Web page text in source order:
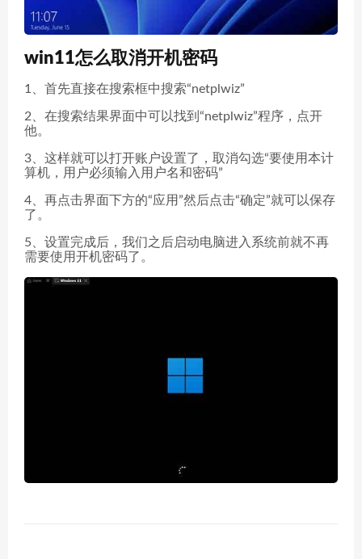
win11怎么取消开机密码
1、首先直接在搜索框中搜索“netplwiz”
2、在搜索结果界面中可以找到“netplwiz”程序，点开
他。
3、这样就可以打开账户设置了，取消勾选“要使用本计
算机，用户必须输入用户名和密码”
4、再点击界面下方的“应用”然后点击“确定”就可以保存
了。
5、设置完成后，我们之后启动电脑进入系统前就不再
需要使用开机密码了。